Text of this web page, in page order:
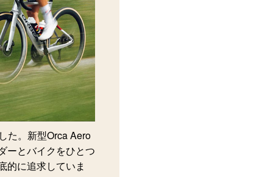
た。新型Orca Aero
ーとバイクをひとつ
的に追求していま